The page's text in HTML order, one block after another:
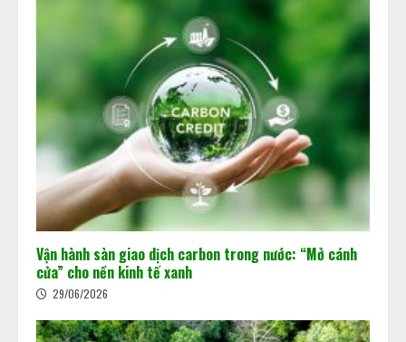
Vận hành sàn giao dịch carbon trong nước: “Mở cánh
cửa” cho nền kinh tế xanh
29/06/2026